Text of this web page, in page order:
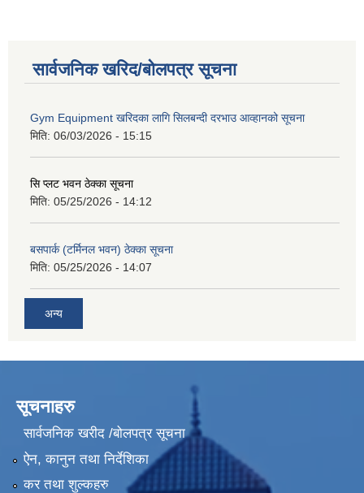
सार्वजनिक खरिद/बोलपत्र सूचना
Gym Equipment खरिदका लागि सिलबन्दी दरभाउ आव्हानको सूचना
मिति: 06/03/2026 - 15:15
सि प्लट भवन ठेक्का सूचना
मिति: 05/25/2026 - 14:12
बसपार्क (टर्मिनल भवन) ठेक्का सूचना
मिति: 05/25/2026 - 14:07
अन्य
सूचनाहरु
सार्वजनिक खरीद /बोलपत्र सूचना
ऐन, कानुन तथा निर्देशिका
कर तथा शुल्कहरु